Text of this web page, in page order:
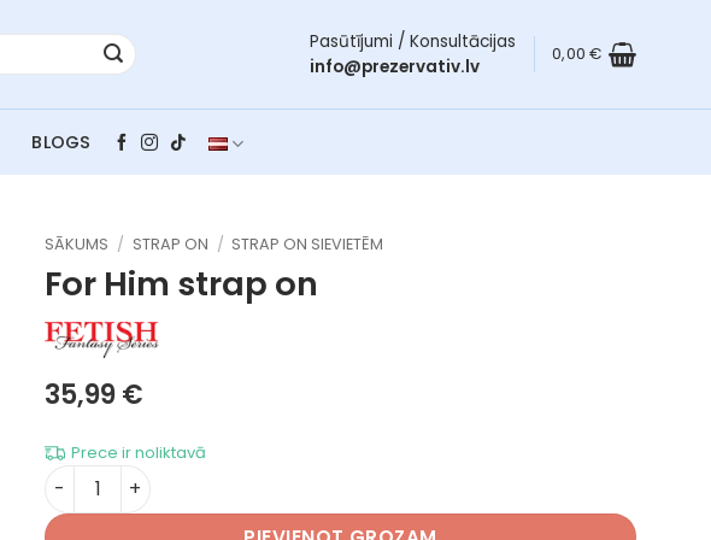
Pasūtījumi / Konsultācijas
info@prezervativ.lv
0,00€
BLOGS
SĀKUMS / STRAP ON / STRAP ON SIEVIETĒM
For Him strap on
35,99€
Prece ir noliktavā
For Him daudzums